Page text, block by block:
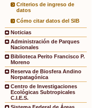
Criterios de ingreso de
datos
Cómo citar datos del SIB
Noticias
Administración de Parques
Nacionales
Biblioteca Perito Francisco P.
Moreno
Reserva de Biosfera Andino
Norpatagónica
Centro de Investigaciones
Ecológicas Subtropicales
C.I.E.S.